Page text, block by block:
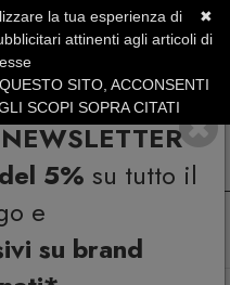
5% su tutto il
e
su brand
al 31 Agosto
✖
la tua esperienza di
attinenti agli articoli di
SITO, ACCONSENTI
SCOPI SOPRA CITATI